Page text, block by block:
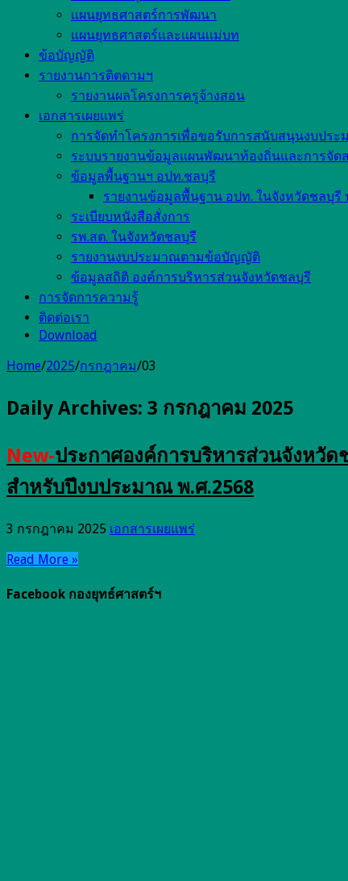
เเผนยุทธศาสตร์การพัฒนา
แผนยุทธศาสตร์เเละเเผนเเม่บท
ข้อบัญญัติ
รายงานการติตดามฯ
รายงานผลโครงการครูจ้างสอน
เอกสารเผยแพร่
การจัดทำโครงการเพื่อขอรับการสนับสนุนงบปร
ระบบรายงานข้อมูลแผนพัฒนาท้องถิ่นและการจัด
ข้อมูลพื้นฐานฯ อปท.ชลบุรี
รายงานข้อมูลพื้นฐาน อปท. ในจังหวัดชลบุรี
ระเบียบหนังสือสั่งการ
รพ.สต. ในจังหวัดชลบุรี
รายงานงบประมาณตามข้อบัญญัติ
ข้อมูลสถิติ องค์การบริหารส่วนจังหวัดชลบุรี
การจัดการความรู้
ติดต่อเรา
Download
Home/2025/กรกฎาคม/03
Daily Archives: 3 กรกฎาคม 2025
New-ประกาศองค์การบริหารส่วนจังหวั
สำหรับปึงบประมาณ พ.ศ.2568
3 กรกฎาคม 2025 เอกสารเผยแพร่
Read More »
Facebook กองยุทธ์ศาสตร์ฯ